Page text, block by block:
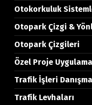
Otokorkuluk
Otopark Çizgi &
Otopark Çizgileri
Özel Proje
Trafik İşleri
Trafik Levhaları